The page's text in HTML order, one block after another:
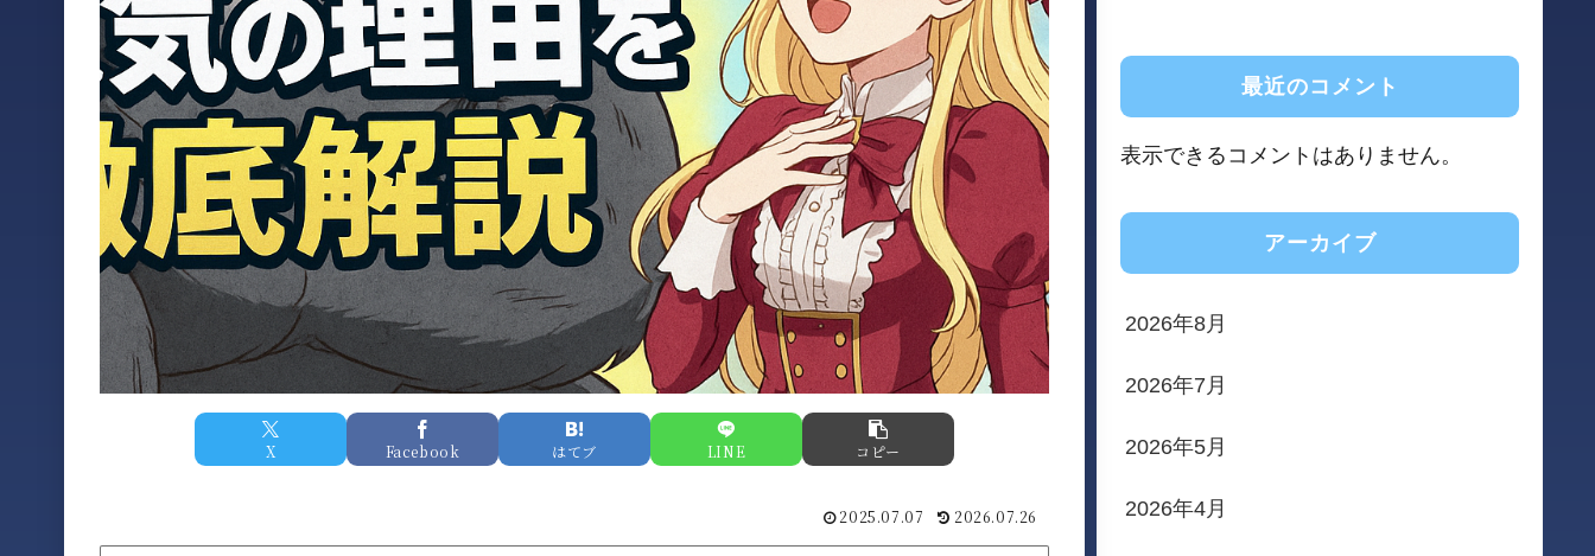
X Facebook はてブ LINE コピー
2025.07.07 2026.07.26
最近のコメント
表示できるコメントはありません。
アーカイブ
2026年8月
2026年7月
2026年5月
2026年4月